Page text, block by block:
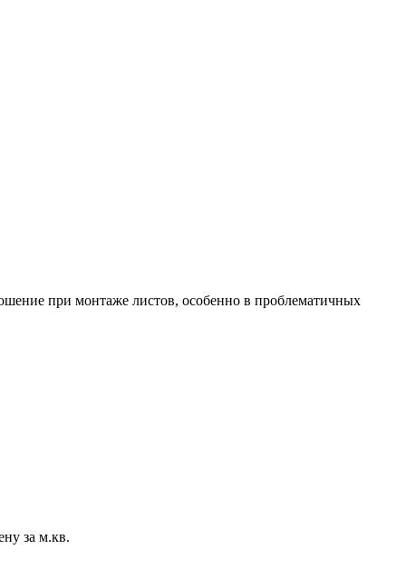
при монтаже листов, особенно в проблематичных
за м.кв.